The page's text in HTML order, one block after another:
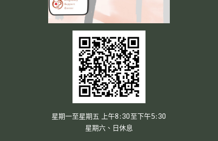
星期一至星期五 上午8:30至下午5:30
星期六、日休息